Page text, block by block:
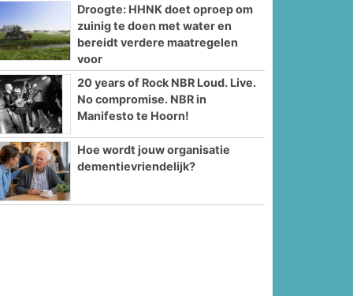
Droogte: HHNK doet oproep om
zuinig te doen met water en
bereidt verdere maatregelen
voor
20 years of Rock NBR Loud. Live.
No compromise. NBR in
Manifesto te Hoorn!
Hoe wordt jouw organisatie
dementievriendelijk?